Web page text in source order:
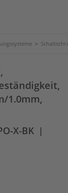
>
1.0mm,
X-BK |